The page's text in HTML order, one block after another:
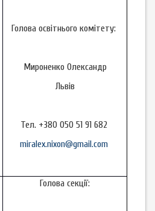
Голова освітнього комітету:
Мироненко Олександр
Львів
Тел. +380 050 51 91 682
miralex.nixon@gmail.com
Голова секції: